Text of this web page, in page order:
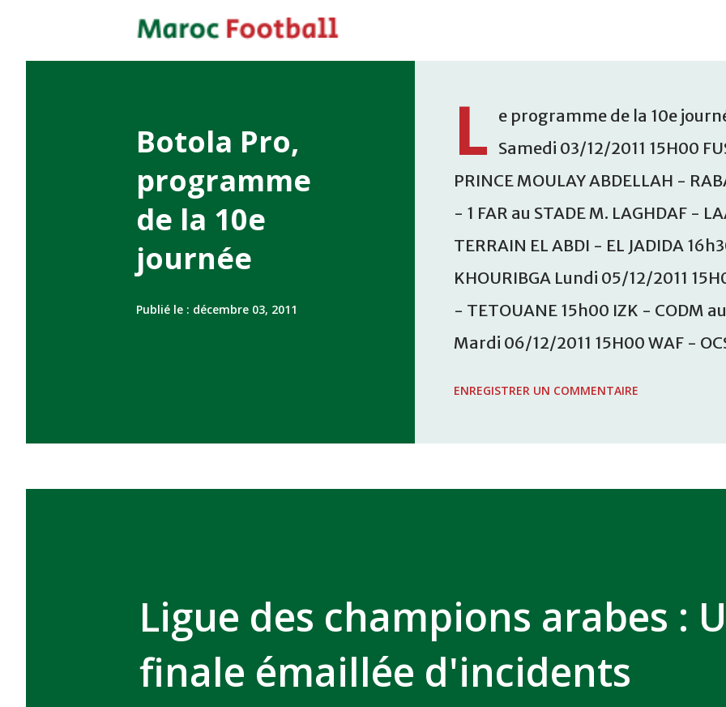
Botola Pro,
programme
de la 10e
journée
Publié le : décembre 03, 2011
L e programme de la 10e
Samedi 03/12/2011 15H00
PRINCE MOULAY ABDELLAH -
- 1 FAR au STADE M. LAGHDAF -
TERRAIN EL ABDI - EL JADIDA
KHOURIBGA Lundi 05/12/2011
- TETOUANE 15h00 IZK - CODM
Mardi 06/12/2011 15H00 WAF -
ENREGISTRER UN COMMENTAIRE
Ligue des champions arabes :
finale émaillée d'incidents